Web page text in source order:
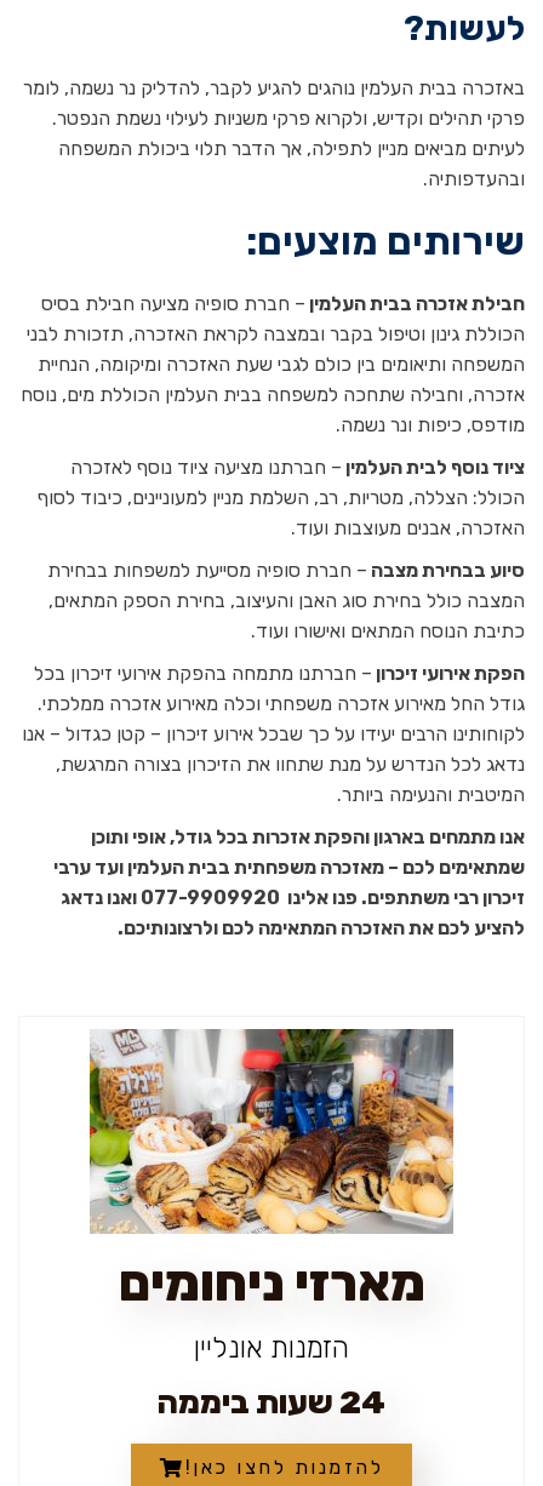
לעשות?
באזכרה בבית העלמין נוהגים להגיע לקבר, להדליק נר נשמה, לומר
פרקי תהילים וקדיש, ולקרוא פרקי משניות לעילוי נשמת הנפטר.
לעיתים מביאים מניין לתפילה, אך הדבר תלוי ביכולת המשפחה
ובהעדפותיה.
שירותים מוצעים:
חבילת אזכרה בבית העלמין – חברת סופיה מציעה חבילת בסיס
הכוללת גינון וטיפול בקבר ובמצבה לקראת האזכרה, תזכורת לבני
המשפחה ותיאומים בין כולם לגבי שעת האזכרה ומיקומה, הנחיית
אזכרה, וחבילה שתחכה למשפחה בבית העלמין הכוללת מים, נוסח
מודפס, כיפות ונר נשמה.
ציוד נוסף לבית העלמין – חברתנו מציעה ציוד נוסף לאזכרה
הכולל: הצללה, מטריות, רב, השלמת מניין למעוניינים, כיבוד לסוף
האזכרה, אבנים מעוצבות ועוד.
סיוע בבחירת מצבה – חברת סופיה מסייעת למשפחות בבחירת
המצבה כולל בחירת סוג האבן והעיצוב, בחירת הספק המתאים,
כתיבת הנוסח המתאים ואישורו ועוד.
הפקת אירועי זיכרון – חברתנו מתמחה בהפקת אירועי זיכרון בכל
גודל החל מאירוע אזכרה משפחתי וכלה מאירוע אזכרה ממלכתי.
לקוחותינו הרבים יעידו על כך שבכל אירוע זיכרון – קטן כגדול – אנו
נדאג לכל הנדרש על מנת שתחוו את הזיכרון בצורה המרגשת,
המיטבית והנעימה ביותר.
אנו מתמחים בארגון והפקת אזכרות בכל גודל, אופי ותוכן
שמתאימים לכם – מאזכרה משפחתית בבית העלמין ועד ערבי
זיכרון רבי משתתפים. פנו אלינו 077-9909920 ואנו נדאג
להציע לכם את האזכרה המתאימה לכם ולרצונותיכם.
מארזי ניחומים
הזמנות אונליין
24 שעות ביממה
להזמנות לחצו כאן!